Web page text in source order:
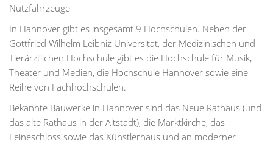
Nutzfahrzeuge
In Hannover gibt es insgesamt 9 Hochschulen. Neben der
Gottfried Wilhelm Leibniz Universität, der Medizinischen und
Tierärztlichen Hochschule gibt es die Hochschule für Musik,
Theater und Medien, die Hochschule Hannover sowie eine
Reihe von Fachhochschulen.
Bekannte Bauwerke in Hannover sind das Neue Rathaus (und
das alte Rathaus in der Altstadt), die Marktkirche, das
Leineschloss sowie das Künstlerhaus und an moderner